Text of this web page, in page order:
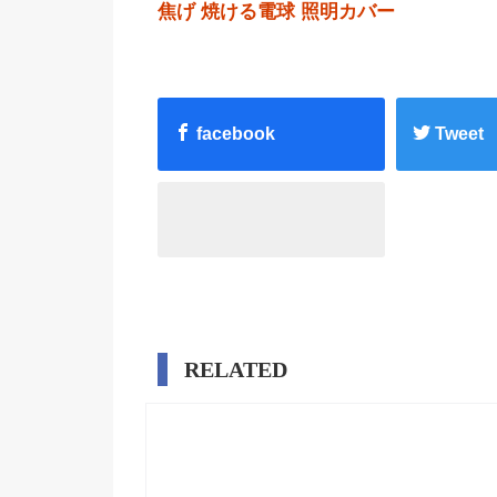
焦げ 焼ける電球 照明カバー
facebook Tweet
RELATED